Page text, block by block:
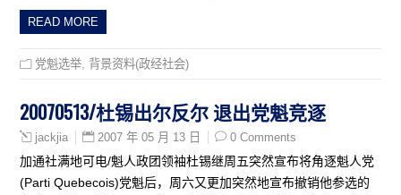
READ MORE
党魁选举 背景资料(政经社会)
20070513/杜锡出尔反尔 退出党魁竞逐
jackjia 2007 年 05 月 13 日 0 Comments
加通社满地可电/魁人政团领袖杜锡继周五突然宣布将角逐魁人党
(Parti Quebecois)党魁后，周六又更加突然地宣布撤销他参选的